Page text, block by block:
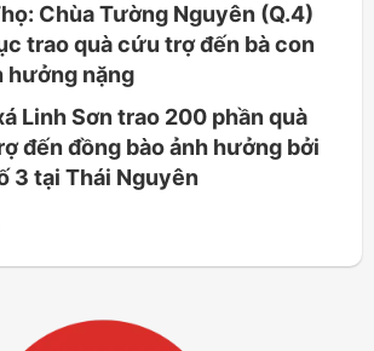
Chùa Tường Nguyên (Q.4)
trao quà cứu trợ đến bà con
hưởng nặng
Linh Sơn trao 200 phần quà
đến đồng bào ảnh hưởng bởi
3 tại Thái Nguyên